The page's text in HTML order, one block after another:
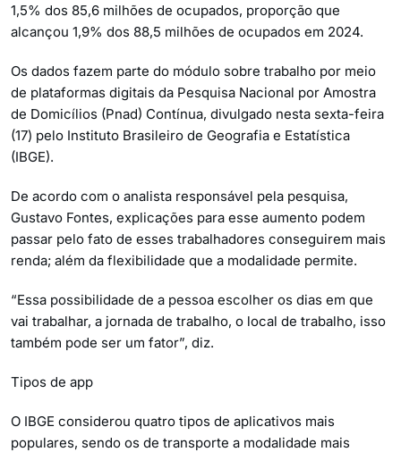
1,5% dos 85,6 milhões de ocupados, proporção que
alcançou 1,9% dos 88,5 milhões de ocupados em 2024.
Os dados fazem parte do módulo sobre trabalho por meio
de plataformas digitais da Pesquisa Nacional por Amostra
de Domicílios (Pnad) Contínua, divulgado nesta sexta-feira
(17) pelo Instituto Brasileiro de Geografia e Estatística
(IBGE).
De acordo com o analista responsável pela pesquisa,
Gustavo Fontes, explicações para esse aumento podem
passar pelo fato de esses trabalhadores conseguirem mais
renda; além da flexibilidade que a modalidade permite.
“Essa possibilidade de a pessoa escolher os dias em que
vai trabalhar, a jornada de trabalho, o local de trabalho, isso
também pode ser um fator”, diz.
Tipos de app
O IBGE considerou quatro tipos de aplicativos mais
populares, sendo os de transporte a modalidade mais